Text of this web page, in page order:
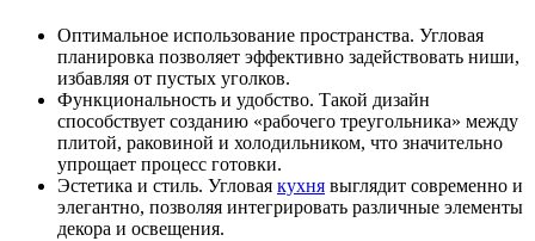
Оптимальное использование пространства. Угловая
планировка позволяет эффективно задействовать ниши,
избавляя от пустых уголков.
Функциональность и удобство. Такой дизайн
способствует созданию «рабочего треугольника» между
плитой, раковиной и холодильником, что значительно
упрощает процесс готовки.
Эстетика и стиль. Угловая кухня выглядит современно и
элегантно, позволяя интегрировать различные элементы
декора и освещения.